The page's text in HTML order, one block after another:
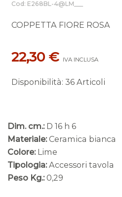
Cod: E268BL-4@LM___
COPPETTA FIORE ROSA
22,30 € IVA INCLUSA
Disponibilità: 36 Articoli
Dim. cm.: D 16 h 6
Materiale: Ceramica bianca
Colore: Lime
Tipologia: Accessori tavola
Peso Kg.: 0,29